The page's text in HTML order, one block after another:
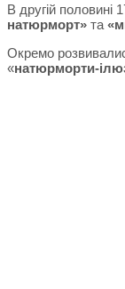
В другій половині
натюрморт» та
Окремо
«натюрморти-